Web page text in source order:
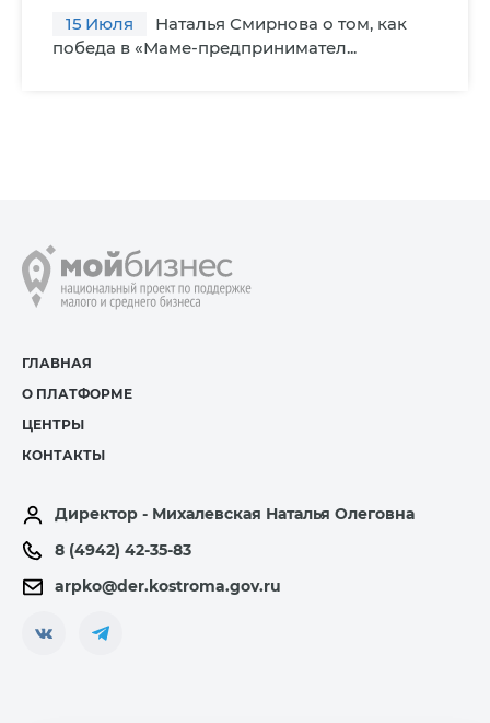
15 Июля
Наталья Смирнова о том, как
победа в «Маме-предпринимател...
ГЛАВНАЯ
О ПЛАТФОРМЕ
ЦЕНТРЫ
КОНТАКТЫ
Директор - Михалевская Наталья Олеговна
8 (4942) 42-35-83
arpko@der.kostroma.gov.ru